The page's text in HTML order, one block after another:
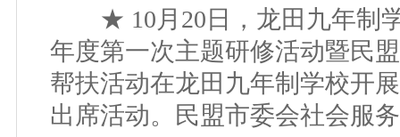
★ 10月20日，龙田九年制学
年度第一次主题研修活动暨民
帮扶活动在龙田九年制学校开
出席活动。民盟市委会社会服